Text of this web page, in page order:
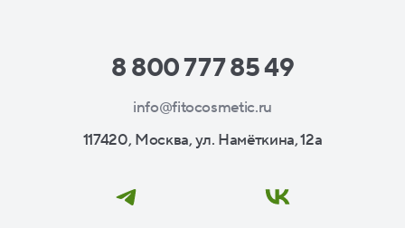
8 800 777 85 49
info@fitocosmetic.ru
117420, Москва, ул. Намёткина, 12а